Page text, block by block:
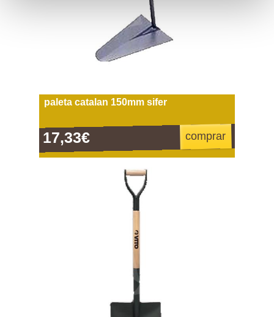
paleta catalan 150mm sifer
17,33€ comprar